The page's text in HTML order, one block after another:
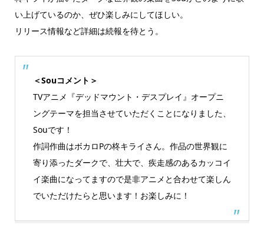
い上げているのか、ぜひ楽しみにしてほしい。
リリース情報など詳細は続報を待とう。
＜Souコメント＞
TVアニメ『デッドマウント・デスプレイ』オープニ
ングテーマを担当させていただくことになりました、
Souです！
作詞作曲はボカロPの柊キライさん。作品の世界観に
寄り添ったダークで、壮大で、疾走感のあるカッコイ
イ楽曲になってますので是非アニメと合わせて楽しん
でいただけたらと思います！お楽しみに！